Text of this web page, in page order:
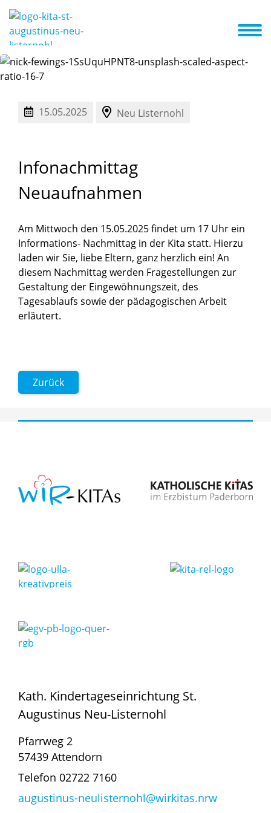
Informationen der Kita von A-Z
15.05.2025 Neu Listernohl
Infonachmittag
Neuaufnahmen
Am Mittwoch den 15.05.2025 findet um 17 Uhr ein
Informations- Nachmittag in der Kita statt. Hierzu
laden wir Sie, liebe Eltern, ganz herzlich ein! An
diesem Nachmittag werden Fragestellungen zur
Gestaltung der Eingewöhnungszeit, des
Tagesablaufs sowie der pädagogischen Arbeit
erläutert.
Zurück
Kath. Kindertageseinrichtung St.
Augustinus Neu-Listernohl
Pfarrweg 2
57439 Attendorn
Telefon 02722 7160
augustinus-neulisternohl@wirkitas.nrw